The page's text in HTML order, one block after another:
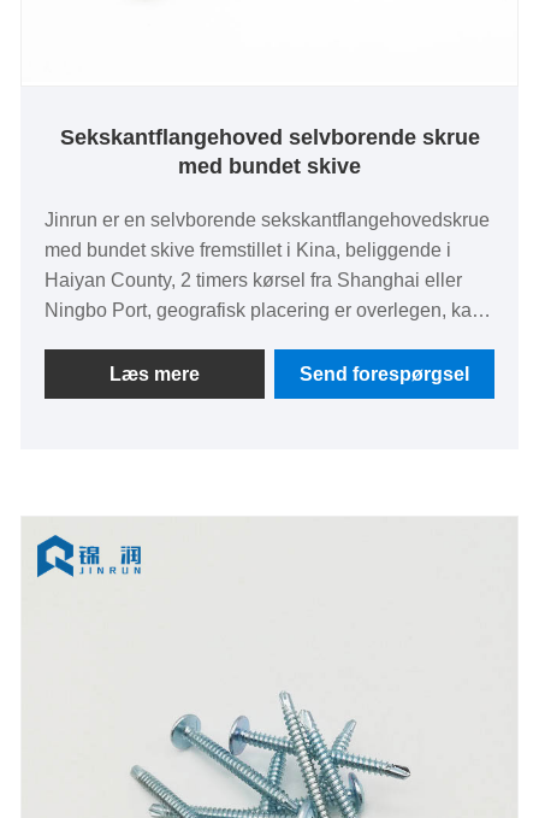
Sekskantflangehoved selvborende skrue
med bundet skive
Jinrun er en selvborende sekskantflangehovedskrue
med bundet skive fremstillet i Kina, beliggende i
Haiyan County, 2 timers kørsel fra Shanghai eller
Ningbo Port, geografisk placering er overlegen, kan
Læs mere Send forespørgsel